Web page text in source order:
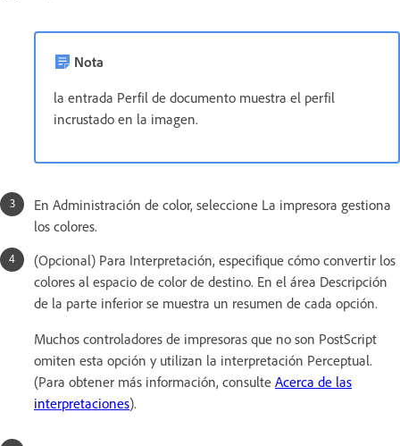
Nota
la entrada Perfil de documento muestra el perfil
incrustado en la imagen.
En Administración de color, seleccione La impresora gestiona
los colores.
(Opcional) Para Interpretación, especifique cómo convertir los
colores al espacio de color de destino. En el área Descripción
de la parte inferior se muestra un resumen de cada opción.
Muchos controladores de impresoras que no son PostScript
omiten esta opción y utilizan la interpretación Perceptual.
(Para obtener más información, consulte Acerca de las
interpretaciones).